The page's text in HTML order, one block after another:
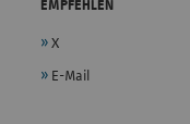
EMPFEHLEN
X
E-Mail